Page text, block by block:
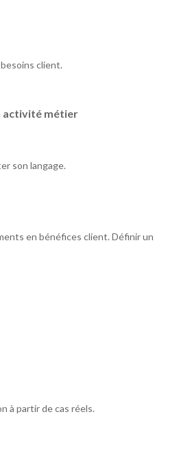
client.
activité métier
son langage.
en bénéfices client. Définir un
à partir de cas réels.